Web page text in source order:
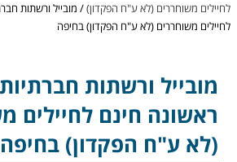
לחיילים משוחררים (לא ע"ח הפקדון)/ מובייל ורשתות
לחיילים משוחררים (לא ע"ח הפקדון) בחיפה
מובייל ורשתות חברתיות
ראשונה חינם לחיילים
(לא ע"ח הפקדון) בחיפה